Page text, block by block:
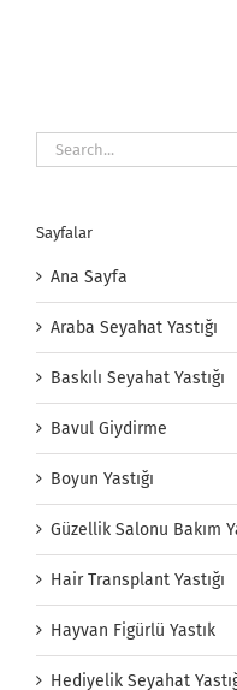
Search
for:
Sayfalar
Ana Sayfa
Araba Seyahat Yastığı
Baskılı Seyahat Yastığı
Bavul Giydirme
Boyun Yastığı
Güzellik Salonu Bakım
Hair Transplant Yastığı
Hayvan Figürlü Yastık
Hediyelik Seyahat